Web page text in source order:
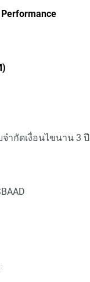
ำกัดเงื่อนไขนาน 3 ปี